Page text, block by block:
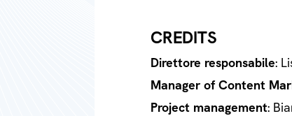
CREDITS
Direttore responsabile:
Manager of Content
Project management: